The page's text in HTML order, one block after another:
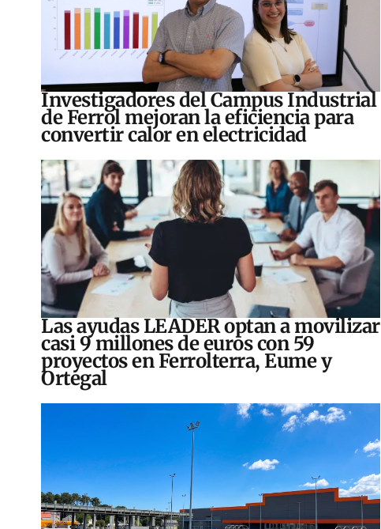
Investigadores del Campus Industrial
de Ferrol mejoran la eficiencia para
convertir calor en electricidad
Las ayudas LEADER optan a movilizar
casi 9 millones de euros con 59
proyectos en Ferrolterra, Eume y
Ortegal